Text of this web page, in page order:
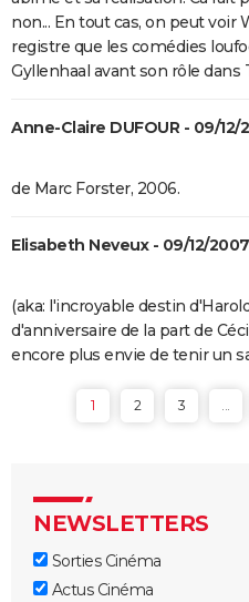
non... En tout cas, on peut voir
registre que les comédies
Gyllenhaal avant son rôle dans
Anne-Claire DUFOUR - 09/12/
de Marc Forster, 2006.
Elisabeth Neveux - 09/12/2007
(aka: l'incroyable destin
d'anniversaire de la part de
encore plus envie de tenir un
1 2 3
NEWSLETTERS
Sorties Cinéma
Actus Cinéma